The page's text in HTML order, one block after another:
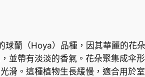
v
.
r
蘭（Hoya）品種，因其華麗的花
並帶有淡淡的香氣。花朵聚集成伞
滑。這種植物生長緩慢，適合用於